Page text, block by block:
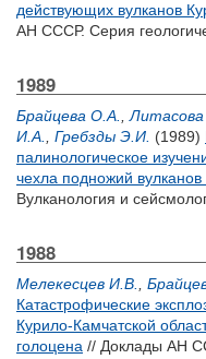
действующих вулканов
АН СССР. Серия
1989
Брайцева О.А. Литасова
И.А.
Гребзды Э.И. (1989)
палинологическое
чехла подножий
Вулканология и
1988
Мелекесцев И.В.
Катастрофические
Курило-Камчатской
голоцена // Доклады АН